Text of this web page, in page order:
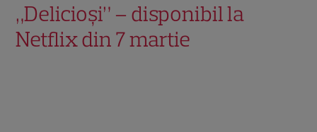
„Delicioși” – disponibil la
Netflix din 7 martie